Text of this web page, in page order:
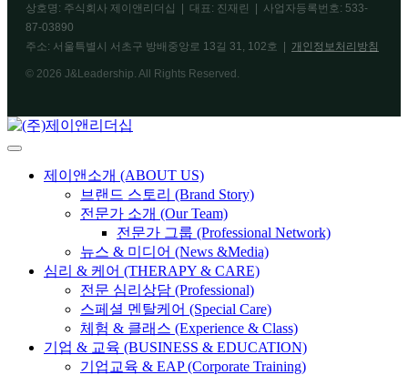
상호명: 주식회사 제이앤리더십 | 대표: 진재린 | 사업자등록번호: 533-
87-03890
주소: 서울특별시 서초구 방배중앙로 13길 31, 102호 | 개인정보처리방침
© 2026 J&Leadership. All Rights Reserved.
제이앤소개 (ABOUT US)
브랜드 스토리 (Brand Story)
전문가 소개 (Our Team)
전문가 그룹 (Professional Network)
뉴스 & 미디어 (News &Media)
심리 & 케어 (THERAPY & CARE)
전문 심리상담 (Professional)
스페셜 멘탈케어 (Special Care)
체험 & 클래스 (Experience & Class)
기업 & 교육 (BUSINESS & EDUCATION)
기업교육 & EAP (Corporate Training)